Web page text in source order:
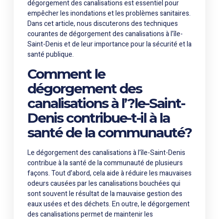
dégorgement des canalisations est essentiel pour
empêcher les inondations et les problèmes sanitaires.
Dans cet article, nous discuterons des techniques
courantes de dégorgement des canalisations à l’île-
Saint-Denis et de leur importance pour la sécurité et la
santé publique.
Comment le
dégorgement des
canalisations à l’?le-Saint-
Denis contribue-t-il à la
santé de la communauté?
Le dégorgement des canalisations à l’île-Saint-Denis
contribue à la santé de la communauté de plusieurs
façons. Tout d’abord, cela aide à réduire les mauvaises
odeurs causées par les canalisations bouchées qui
sont souvent le résultat de la mauvaise gestion des
eaux usées et des déchets. En outre, le dégorgement
des canalisations permet de maintenir les